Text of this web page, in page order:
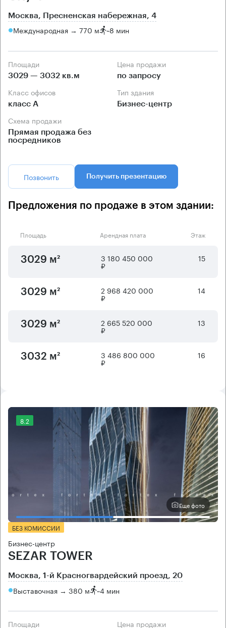
Москва, Пресненская набережная, 4
Международная → 770 м ~8 мин
Площади
3029 — 3032 кв.м
Цена продажи
по запросу
Класс офисов
класс А
Тип здания
Бизнес-центр
Схема продажи
Прямая продажа без
посредников
Позвонить Получить презентацию
Предложения по продаже в этом здании:
Площадь Арендная плата Этаж
3029 м² 3 180 450 000
₽
15
3029 м² 2 968 420 000
₽
14
3029 м² 2 665 520 000
₽
13
3032 м² 3 486 800 000
₽
16
8.2
Еще фото
БЕЗ КОМИССИИ
Бизнес-центр
SEZAR TOWER
Москва, 1-й Красногвардейский проезд, 20
Выставочная → 380 м ~4 мин
Площади Цена продажи